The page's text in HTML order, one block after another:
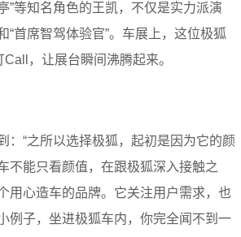
”等知名角色的王凯，不仅是实力派演
“首席智驾体验官”。车展上，这位极狐
Call，让展台瞬间沸腾起来。
：“之所以选择极狐，起初是因为它的颜
不能只看颜值，在跟极狐深入接触之
用心造车的品牌。它关注用户需求，也
例子，坐进极狐车内，你完全闻不到一